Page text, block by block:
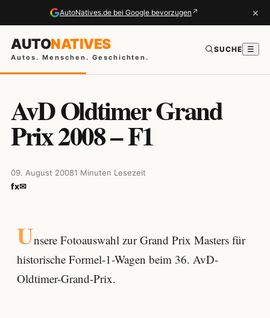
AutoNatives.de bei Google bevorzugen ↗ ×
AUTONATIVES
Autos. Menschen. Geschichten.
SUCHE ☰
AvD Oldtimer Grand
Prix 2008 – F1
09. August 20081 Minuten Lesezeit
fx✉
Unsere Fotoauswahl zur Grand Prix Masters für
historische Formel-1-Wagen beim 36. AvD-
Oldtimer-Grand-Prix.